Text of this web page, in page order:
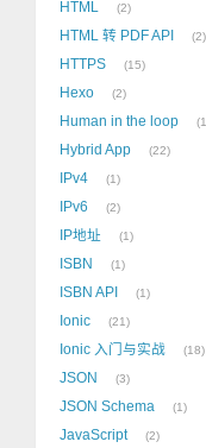
HTML 2
HTML 转 PDF API 2
HTTPS 15
Hexo 2
Human in the loop 1
Hybrid App 22
IPv4 1
IPv6 2
IP地址 1
ISBN 1
ISBN API 1
Ionic 21
Ionic 入门与实战 18
JSON 3
JSON Schema 1
JavaScript 2